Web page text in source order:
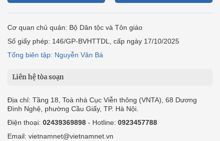
Cơ quan chủ quản: Bộ Dân tộc và Tôn giáo
Số giấy phép: 146/GP-BVHTTDL, cấp ngày 17/10/2025
Tổng biên tập: Nguyễn Văn Bá
Liên hệ tòa soạn
Địa chỉ: Tầng 18, Toà nhà Cục Viễn thông (VNTA), 68 Dương
Đình Nghệ, phường Cầu Giấy, TP. Hà Nội.
Điện thoại: 02439369898 - Hotline: 0923457788
Email: vietnamnet@vietnamnet.vn